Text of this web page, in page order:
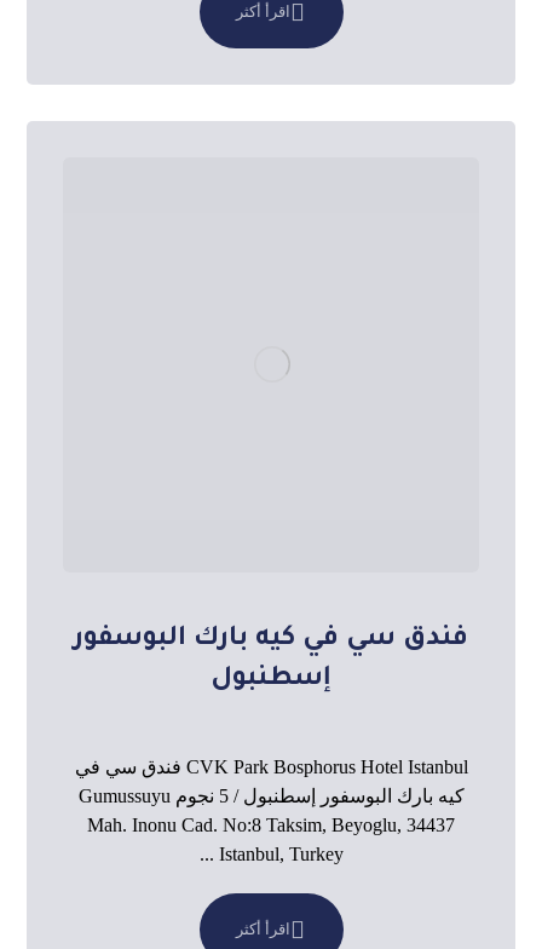
اقرأ أكثر
فندق سي في كيه بارك البوسفور
إسطنبول
CVK Park Bosphorus Hotel Istanbul فندق سي في
كيه بارك البوسفور إسطنبول / 5 نجوم Gumussuyu
Mah. Inonu Cad. No:8 Taksim, Beyoglu, 34437
Istanbul, Turkey ...
اقرأ أكثر